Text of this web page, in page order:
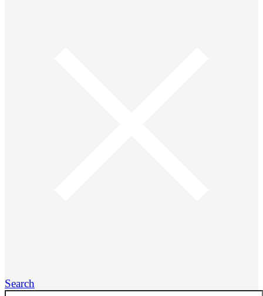
Search